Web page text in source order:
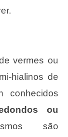
vermes ou
hialinos de
conhecidos
ou
são